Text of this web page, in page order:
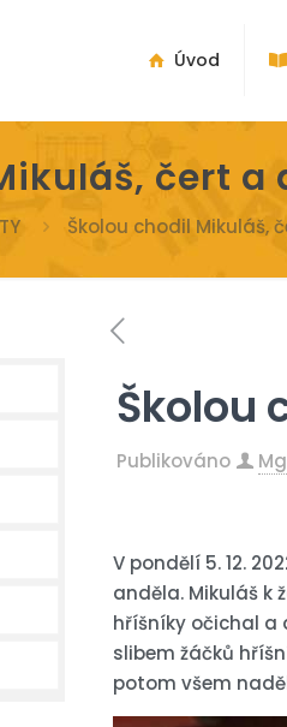
Úvod
čert a
Školou chodil Mikuláš,
Školou
Publikováno
V pondělí 5. 12.
anděla. Mikuláš k
hříšníky očichal a
slibem žáčků
potom všem